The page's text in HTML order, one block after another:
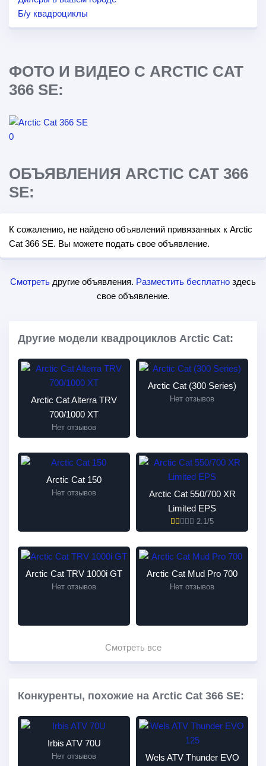
Б/у квадроциклы
ФОТО И ВИДЕО С ARCTIC CAT
366 SE:
ОБЪЯВЛЕНИЯ ARCTIC CAT 366
SE:
К сожалению, не найдено объявлений привязанных к Arctic
Cat 366 SE. Вы можете подать свое объявление.
Смотреть другие объявления. Разместить бесплатно здесь
свое объявление.
Другие модели квадроциклов Arctic Cat:
Arctic Cat Alterra TRV
700/1000 XT
Нет отзывов
Arctic Cat (300 Series)
Нет отзывов
Arctic Cat 150
Нет отзывов
Arctic Cat 550/700 XR
Limited EPS
2.1/5
Arctic Cat TRV 1000i GT
Нет отзывов
Arctic Cat Mud Pro 700
Нет отзывов
Смотреть все
Конкуренты, похожие на Arctic Cat 366 SE:
Irbis ATV 70U
Нет отзывов
Wels ATV Thunder EVO